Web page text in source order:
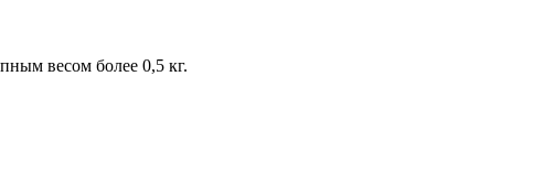
весом более 0,5 кг.